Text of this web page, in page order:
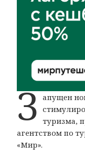
З апущен
туризма,
агентством по
«Мир».